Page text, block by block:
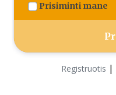
Prisiminti mane
Registruotis |